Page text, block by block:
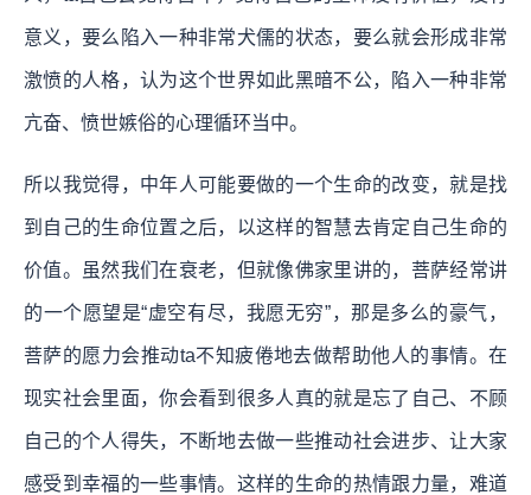
意义，要么陷入一种非常犬儒的状态，要么就会形成非常
激愤的人格，认为这个世界如此黑暗不公，陷入一种非常
亢奋、愤世嫉俗的心理循环当中。
所以我觉得，中年人可能要做的一个生命的改变，就是找
到自己的生命位置之后，以这样的智慧去肯定自己生命的
价值。虽然我们在衰老，但就像佛家里讲的，菩萨经常讲
的一个愿望是“虚空有尽，我愿无穷”，那是多么的豪气，
菩萨的愿力会推动ta不知疲倦地去做帮助他人的事情。在
现实社会里面，你会看到很多人真的就是忘了自己、不顾
自己的个人得失，不断地去做一些推动社会进步、让大家
感受到幸福的一些事情。这样的生命的热情跟力量，难道